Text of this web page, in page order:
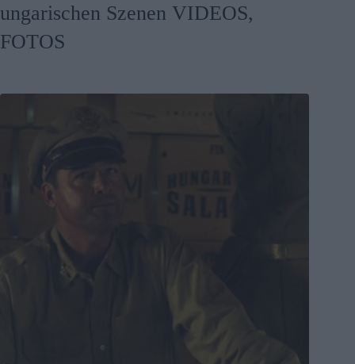
ungarischen Szenen VIDEOS,
FOTOS